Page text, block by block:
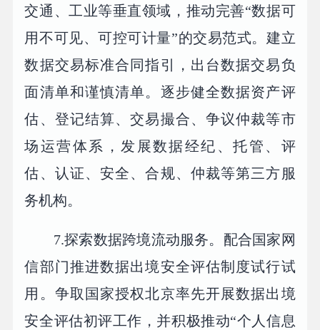
交通、工业等垂直领域，推动完善“数据可
用不可见、可控可计量”的交易范式。建立
数据交易标准合同指引，出台数据交易负
面清单和谨慎清单。逐步健全数据资产评
估、登记结算、交易撮合、争议仲裁等市
场运营体系，发展数据经纪、托管、评
估、认证、安全、合规、仲裁等第三方服
务机构。
7.探索数据跨境流动服务。配合国家网
信部门推进数据出境安全评估制度试行试
用。争取国家授权北京率先开展数据出境
安全评估初评工作，并积极推动“个人信息